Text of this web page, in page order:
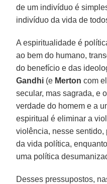
de um indivíduo é
indivíduo da vida de
A espiritualidade é
ao bem do humano,
do benefício e das
Gandhi (e Merton com
secular, mas sagrada, e
verdade do homem e a
espiritual é eliminar a
violência, nesse sentido,
da vida política,
uma política
Desses pressupostos,